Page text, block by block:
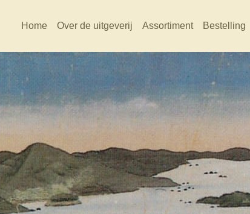
Home Over de uitgeverij Assortiment Bestelling